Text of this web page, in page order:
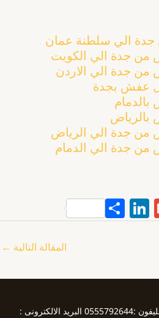
الي سلطنة عمان
جدة الي الكويت
جدة الي الاردن
عفش بجدة
جدة الي الرياض
جدة الي الدمام
G
m
Li
n
dI
n
S
h
المقالة التالية ←
العنوان: السعودية ،جدة ، التليفون :0555792644 البريد الالكترونى :